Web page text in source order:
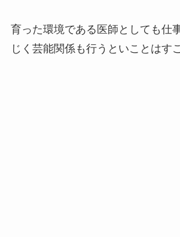
育った環境である医師としても仕
じく芸能関係も行うといことはす